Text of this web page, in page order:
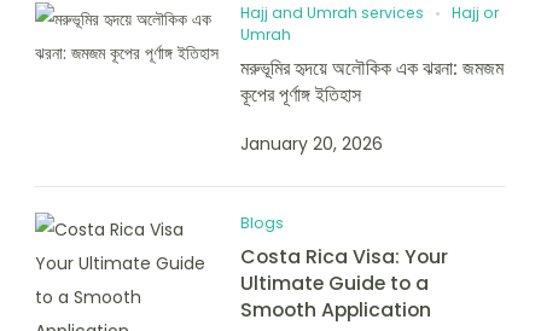
Hajj and Umrah services
Hajj or
Umrah
মরুভূমির হৃদয়ে অলৌকিক এক ঝরনা: জমজম
কূপের পূর্ণাঙ্গ ইতিহাস
January 20, 2026
Blogs
Costa Rica Visa: Your
Ultimate Guide to a
Smooth Application